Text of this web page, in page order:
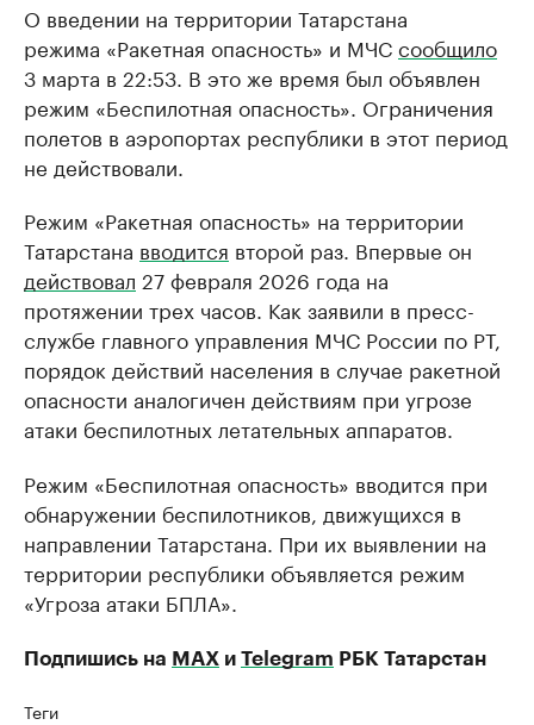
О введении на территории Татарстана
режима «Ракетная опасность» и МЧСсообщило
3 марта в 22:53. В это же время был объявлен
режим «Беспилотная опасность». Ограничения
полетов в аэропортах республики в этот период
не действовали.
Режим «Ракетная опасность» на территории
Татарстана вводится второй раз. Впервые он
действовал 27 февраля 2026 года на
протяжении трех часов. Как заявили в пресс-
службе главного управления МЧС России по РТ,
порядок действий населения в случае ракетной
опасности аналогичен действиям при угрозе
атаки беспилотных летательных аппаратов.
Режим «Беспилотная опасность» вводится при
обнаружении беспилотников, движущихся в
направлении Татарстана. При их выявлении на
территории республики объявляется режим
«Угроза атаки БПЛА».
Подпишись на MAX и Telegram РБК Татарстан
Теги